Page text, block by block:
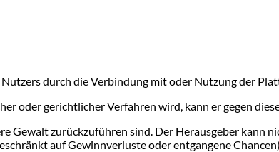
durch die Verbindung mit oder Nutzung der
oder gerichtlicher Verfahren wird, kann er gegen
Gewalt zurückzuführen sind. Der Herausgeber kann
auf Gewinnverluste oder entgangene